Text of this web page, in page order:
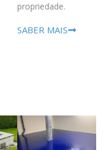
propriedade.
SABER MAIS